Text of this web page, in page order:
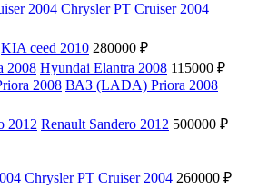
Chrysler PT Cruiser 2004
KIA ceed 2010 280000 ₽
Hyundai Elantra 2008 115000 ₽
ВАЗ (LADA) Priora 2008
Renault Sandero 2012 500000 ₽
Chrysler PT Cruiser 2004 260000 ₽